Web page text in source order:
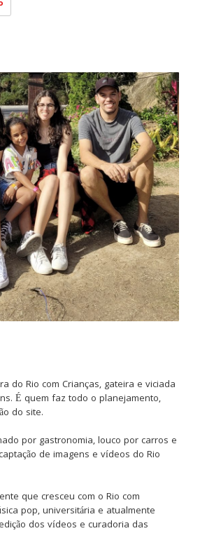
do Rio com Crianças, gateira e viciada
É quem faz todo o planejamento,
do site.
por gastronomia, louco por carros e
de imagens e vídeos do Rio
que cresceu com o Rio com
pop, universitária e atualmente
dos vídeos e curadoria das